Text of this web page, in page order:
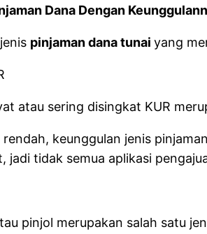
Dana Dengan
pinjaman dana tunai yang
atau sering disingkat KUR
rendah, keunggulan jenis
jadi tidak semua aplikasi
pinjol merupakan salah satu